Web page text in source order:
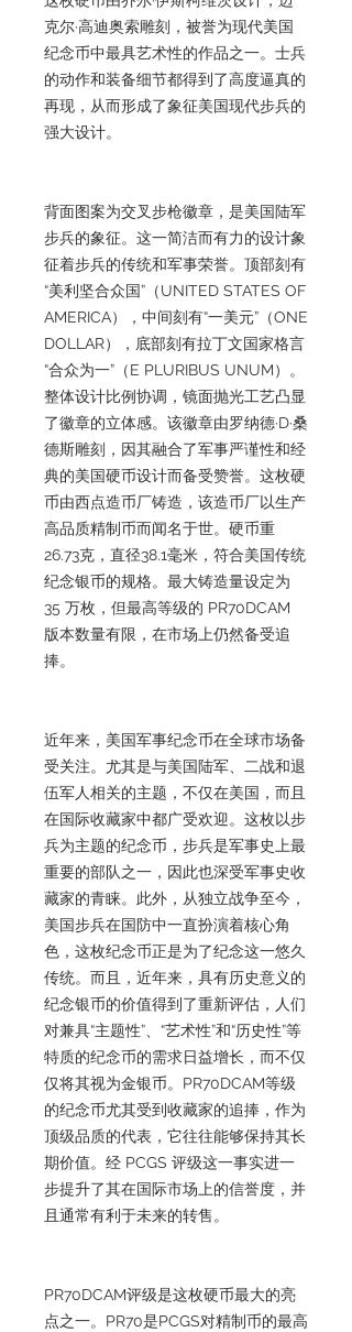
克尔·高迪奥索雕刻，被誉为现代美国
纪念币中最具艺术性的作品之一。士兵
的动作和装备细节都得到了高度逼真的
再现，从而形成了象征美国现代步兵的
强大设计。
背面图案为交叉步枪徽章，是美国陆军
步兵的象征。这一简洁而有力的设计象
征着步兵的传统和军事荣誉。顶部刻有
“美利坚合众国”（UNITED STATES OF
AMERICA），中间刻有“一美元”（ONE
DOLLAR），底部刻有拉丁文国家格言
“合众为一”（E PLURIBUS UNUM）。
整体设计比例协调，镜面抛光工艺凸显
了徽章的立体感。该徽章由罗纳德·D·桑
德斯雕刻，因其融合了军事严谨性和经
典的美国硬币设计而备受赞誉。这枚硬
币由西点造币厂铸造，该造币厂以生产
高品质精制币而闻名于世。硬币重
26.73克，直径38.1毫米，符合美国传统
纪念银币的规格。最大铸造量设定为
35 万枚，但最高等级的 PR70DCAM
版本数量有限，在市场上仍然备受追
捧。
近年来，美国军事纪念币在全球市场备
受关注。尤其是与美国陆军、二战和退
伍军人相关的主题，不仅在美国，而且
在国际收藏家中都广受欢迎。这枚以步
兵为主题的纪念币，步兵是军事史上最
重要的部队之一，因此也深受军事史收
藏家的青睐。此外，从独立战争至今，
美国步兵在国防中一直扮演着核心角
色，这枚纪念币正是为了纪念这一悠久
传统。而且，近年来，具有历史意义的
纪念银币的价值得到了重新评估，人们
对兼具“主题性”、“艺术性”和“历史性”等
特质的纪念币的需求日益增长，而不仅
仅将其视为金银币。PR70DCAM等级
的纪念币尤其受到收藏家的追捧，作为
顶级品质的代表，它往往能够保持其长
期价值。经 PCGS 评级这一事实进一
步提升了其在国际市场上的信誉度，并
且通常有利于未来的转售。
PR70DCAM评级是这枚硬币最大的亮
点之一。PR70是PCGS对精制币的最高